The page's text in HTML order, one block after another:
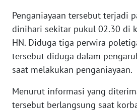
Penganiayaan tersebut terjadi
dinihari sekitar pukul 02.30 di
HN. Diduga tiga perwira
tersebut diduga dalam
saat melakukan penganiayaan.
Menurut informasi yang
tersebut berlangsung saat
WN
SULTRA
NTB
SULTENG